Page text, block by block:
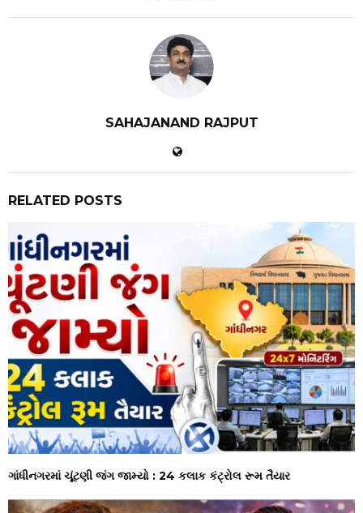
SAHAJANAND RAJPUT
RELATED POSTS
ગાંધીનગરમાં ચૂંટણી જંગ જામ્યો : 24 કલાક કંટ્રોલ રૂમ તૈયાર